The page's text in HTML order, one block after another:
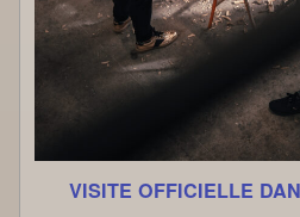
VISITE OFFICIELLE